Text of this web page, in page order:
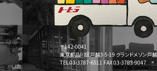
〒142-0041
東京都品川区戸越3-5-19 グランドメゾン戸
TEL 03-3787-6511 FAX 03-3783-9047